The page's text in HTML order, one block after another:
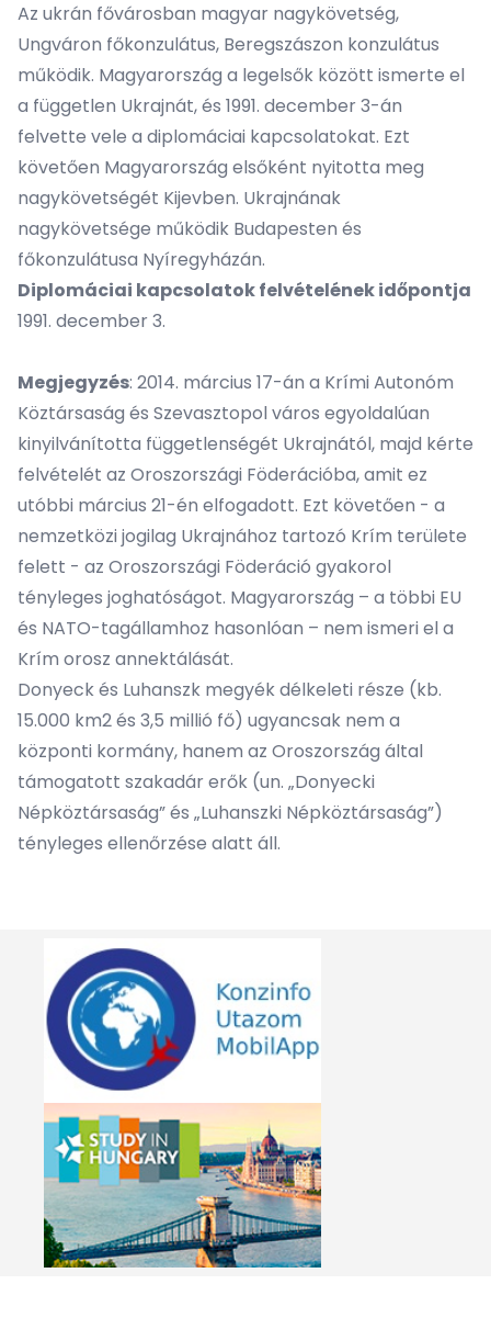
Az ukrán fővárosban magyar nagykövetség,
Ungváron főkonzulátus, Beregszászon konzulátus
működik. Magyarország a legelsők között ismerte el
a független Ukrajnát, és 1991. december 3-án
felvette vele a diplomáciai kapcsolatokat. Ezt
követően Magyarország elsőként nyitotta meg
nagykövetségét Kijevben. Ukrajnának
nagykövetsége működik Budapesten és
főkonzulátusa Nyíregyházán.
Diplomáciai kapcsolatok felvételének időpontja
1991. december 3.
Megjegyzés: 2014. március 17-án a Krími Autonóm
Köztársaság és Szevasztopol város egyoldalúan
kinyilvánította függetlenségét Ukrajnától, majd kérte
felvételét az Oroszországi Föderációba, amit ez
utóbbi március 21-én elfogadott. Ezt követően - a
nemzetközi jogilag Ukrajnához tartozó Krím területe
felett - az Oroszországi Föderáció gyakorol
tényleges joghatóságot. Magyarország – a többi EU
és NATO-tagállamhoz hasonlóan – nem ismeri el a
Krím orosz annektálását.
Donyeck és Luhanszk megyék délkeleti része (kb.
15.000 km2 és 3,5 millió fő) ugyancsak nem a
központi kormány, hanem az Oroszország által
támogatott szakadár erők (un. „Donyecki
Népköztársaság” és „Luhanszki Népköztársaság”)
tényleges ellenőrzése alatt áll.